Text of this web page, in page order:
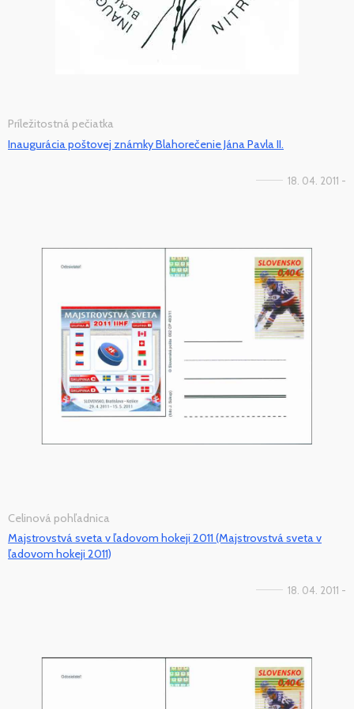
Príležitostná pečiatka
Inaugurácia poštovej známky Blahorečenie Jána Pavla II.
18. 04. 2011 -
Celinová pohľadnica
Majstrovstvá sveta v ľadovom hokeji 2011 (Majstrovstvá sveta v
ľadovom hokeji 2011)
18. 04. 2011 -